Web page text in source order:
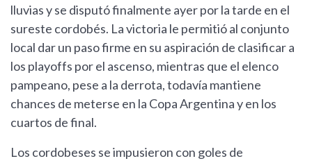
lluvias y se disputó finalmente ayer por la tarde en el
sureste cordobés. La victoria le permitió al conjunto
local dar un paso firme en su aspiración de clasificar a
los playoffs por el ascenso, mientras que el elenco
pampeano, pese a la derrota, todavía mantiene
chances de meterse en la Copa Argentina y en los
cuartos de final.
Los cordobeses se impusieron con goles de